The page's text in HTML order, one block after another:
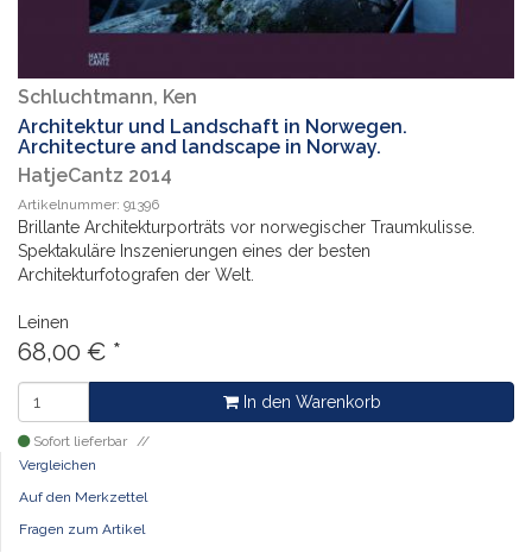
Schluchtmann, Ken
Architektur und Landschaft in Norwegen.
Architecture and landscape in Norway.
HatjeCantz 2014
Artikelnummer: 91396
Brillante Architekturporträts vor norwegischer Traumkulisse.
Spektakuläre Inszenierungen eines der besten
Architekturfotografen der Welt.
Leinen
68,00 € *
In den Warenkorb
Sofort lieferbar
Vergleichen
Auf den Merkzettel
Fragen zum Artikel